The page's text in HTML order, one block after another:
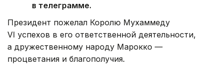
в телеграмме.
Президент пожелал Королю Мухаммеду
VI успехов в его ответственной деятельности,
а дружественному народу Марокко —
процветания и благополучия.